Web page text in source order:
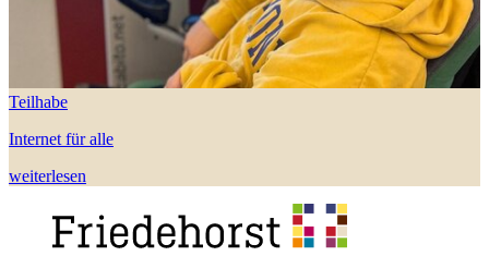
Teilhabe
Internet für alle
weiterlesen